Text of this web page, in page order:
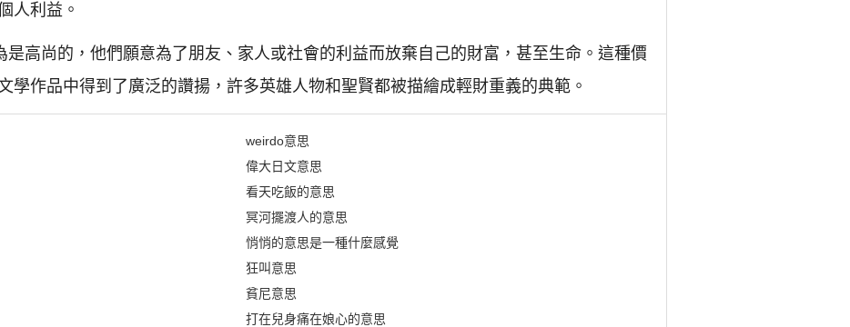
人利益。
是高尚的，他們願意為了朋友、家人或社會的利益而放棄自己的財富，甚至生命。這種價
學作品中得到了廣泛的讚揚，許多英雄人物和聖賢都被描繪成輕財重義的典範。
weirdo意思
偉大日文意思
看天吃飯的意思
冥河擺渡人的意思
悄悄的意思是一種什麼感覺
狂叫意思
貧尼意思
打在兒身痛在娘心的意思